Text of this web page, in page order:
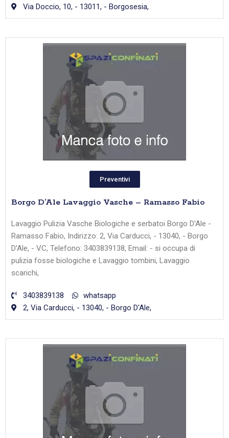
Via Doccio, 10, - 13011, - Borgosesia,
Preventivi
Borgo D’Ale Lavaggio Vasche – Ramasso Fabio
Lavaggio Pulizia Vasche Biologiche e serbatoi Borgo D'Ale -
Ramasso Fabio, Indirizzo: 2, Via Carducci, - 13040, - Borgo
D'Ale, - VC, Telefono: 3403839138, Email: - si occupa di
pulizia fosse biologiche e Lavaggio tombini, Lavaggio
scarichi,
3403839138
whatsapp
2, Via Carducci, - 13040, - Borgo D'Ale,